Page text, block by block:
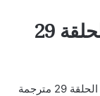
مسلسل البراعم الحمراء الحلقة 29
بمكن تحميل ومشاهدة مسلسل البراعم الحمراء الحلقة 29 مترجمة